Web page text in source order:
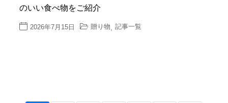
のいい食べ物をご紹介
2026年7月15日 贈り物, 記事一覧